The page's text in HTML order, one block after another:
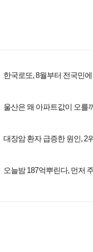
한국로또, 8월부터 전국민
울산은 왜 아파트값이 오를
대장암 환자 급증한 원인, 2
오늘밤 187억뿌린다, 먼저